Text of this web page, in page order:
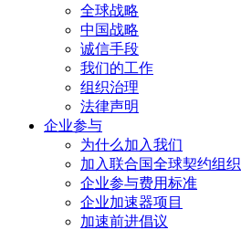
全球战略
中国战略
诚信手段
我们的工作
组织治理
法律声明
企业参与
为什么加入我们
加入联合国全球契约组织
企业参与费用标准
企业加速器项目
加速前进倡议